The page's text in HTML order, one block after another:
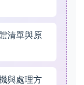
清單與原
與處理方